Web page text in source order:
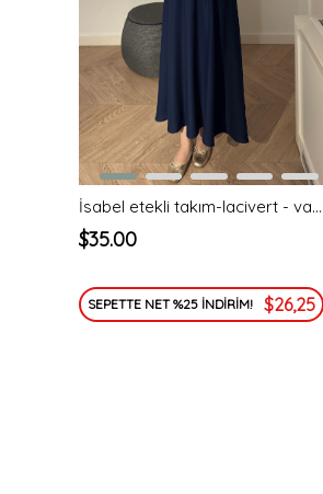
İsabel etekli takım-lacivert - vakronline
$35.00
SEPETTE NET %25 İNDİRİM! $26,25